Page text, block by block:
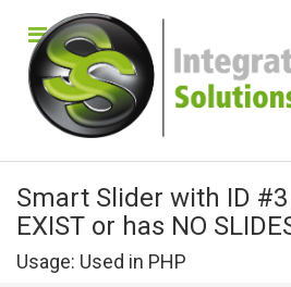
Smart Slider with ID
EXIST or has NO
Usage: Used in PHP